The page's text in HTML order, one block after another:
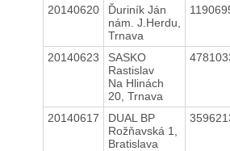
20140620
Ďuriník Ján
nám. J.Herdu,
Trnava
20140623
SASKO
Rastislav
Na Hlinách
20, Trnava
20140617
DUAL BP
Rožňavská 1,
Bratislava